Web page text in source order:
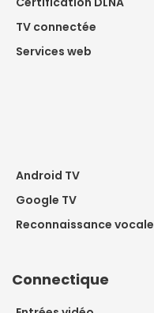
TV connectée
Services web
Android TV
Google TV
Reconnaissance vocale
Connectique